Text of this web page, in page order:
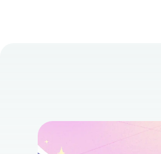
objectifs de l’entreprise;